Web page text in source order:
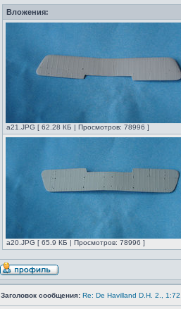
Вложения:
а21.JPG [ 62.28 КБ | Просмотров: 78996 ]
а20.JPG [ 65.9 КБ | Просмотров: 78996 ]
Заголовок сообщения: Re: De Havilland D.H. 2.,